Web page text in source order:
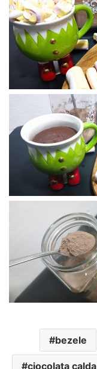
bezele
ciocolata calda